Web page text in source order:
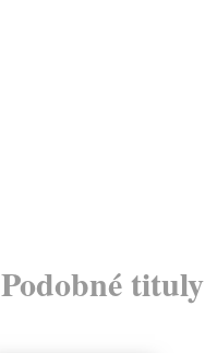
Podobné tituly